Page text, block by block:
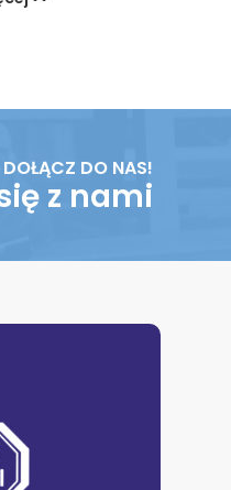
DO NAS!
z nami